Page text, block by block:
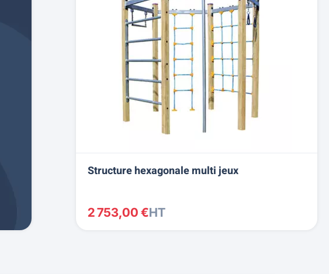
Structure hexagonale multi jeux
2 753,00 €HT